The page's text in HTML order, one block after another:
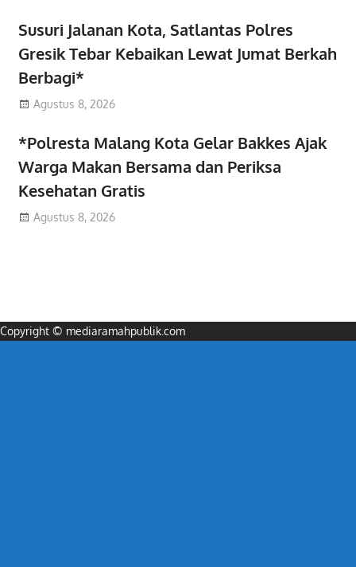
Susuri Jalanan Kota, Satlantas Polres
Gresik Tebar Kebaikan Lewat Jumat Berkah
Berbagi*
Agustus 8, 2026
*Polresta Malang Kota Gelar Bakkes Ajak
Warga Makan Bersama dan Periksa
Kesehatan Gratis
Agustus 8, 2026
Copyright © mediaramahpublik.com